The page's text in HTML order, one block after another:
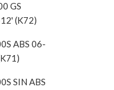
GS
(K72)
ABS 06-
SIN ABS